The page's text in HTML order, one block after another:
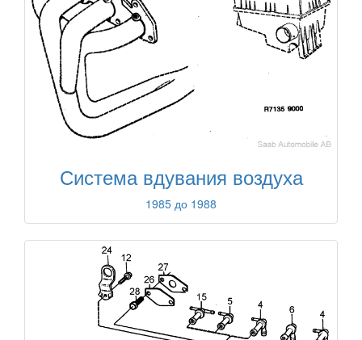
Система вдувания воздуха
1985 до 1988